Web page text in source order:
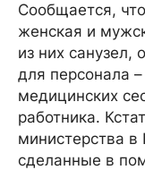
Сообщается,
женская и
из них
для персонала
медицинских
работника.
министерства в
сделанные в